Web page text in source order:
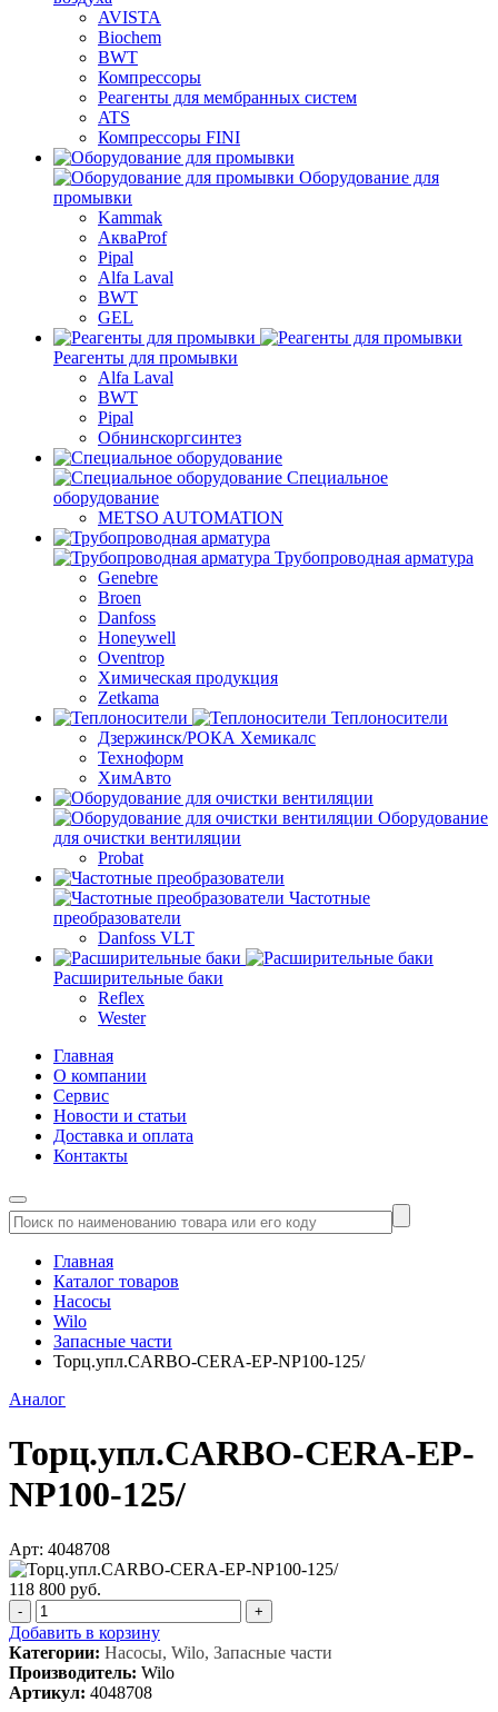
AVISTA
Biochem
BWT
Компрессоры
Реагенты для мембранных систем
ATS
Компрессоры FINI
Оборудование для
промывки
Kammak
АкваProf
Pipal
Alfa Laval
BWT
GEL
Реагенты для промывки
Alfa Laval
BWT
Pipal
Обнинскоргсинтез
Специальное
оборудование
METSO AUTOMATION
Трубопроводная арматура
Genebre
Broen
Danfoss
Honeywell
Oventrop
Химическая продукция
Zetkama
Теплоносители
Дзержинск/РОКА Хемикалс
Техноформ
ХимАвто
Оборудование
для очистки вентиляции
Probat
Частотные
преобразователи
Danfoss VLT
Расширительные баки
Reflex
Wester
Главная
О компании
Сервис
Новости и статьи
Доставка и оплата
Контакты
Главная
Каталог товаров
Насосы
Wilo
Запасные части
Торц.упл.CARBO-CERA-EP-NP100-125/
Аналог
Торц.упл.CARBO-CERA-EP-
NP100-125/
Арт: 4048708
118 800 руб.
- +
Добавить в корзину
Категории: Насосы, Wilo, Запасные части
Производитель: Wilo
Артикул: 4048708